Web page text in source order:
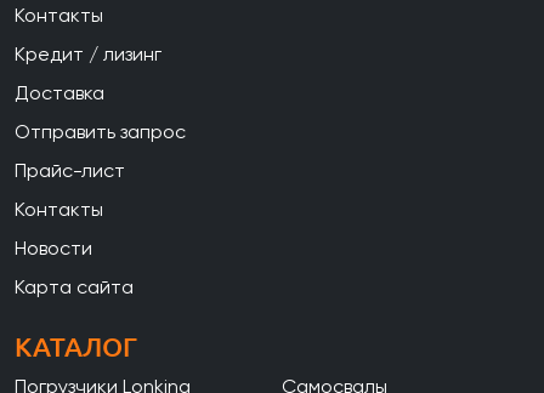
Контакты
Кредит / лизинг
Доставка
Отправить запрос
Прайс-лист
Контакты
Новости
Карта сайта
КАТАЛОГ
Погрузчики Lonking Самосвалы